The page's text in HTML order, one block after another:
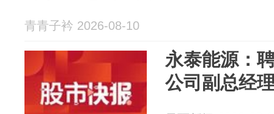
青青子衿 2026-08-10
永泰能源：
公司副总经